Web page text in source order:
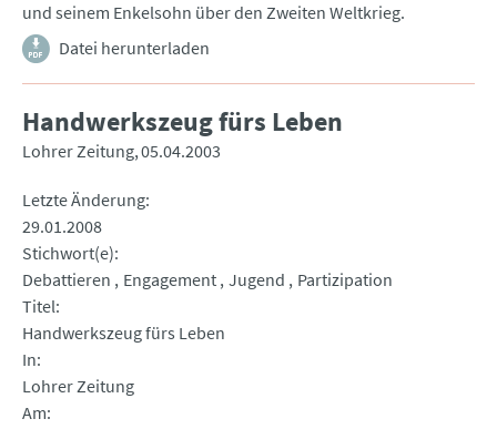
und seinem Enkelsohn über den Zweiten Weltkrieg.
Datei herunterladen
Handwerkszeug fürs Leben
Lohrer Zeitung 05.04.2003
Letzte Änderung
29.01.2008
Stichwort(e)
Debattieren
Engagement Jugend
Partizipation
Titel
Handwerkszeug fürs Leben
In
Lohrer Zeitung
Am